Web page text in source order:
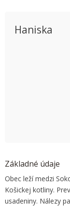
Haniska
Základné údaje
Obec leží medzi
Košickej kotliny.
usadeniny. Nálezy